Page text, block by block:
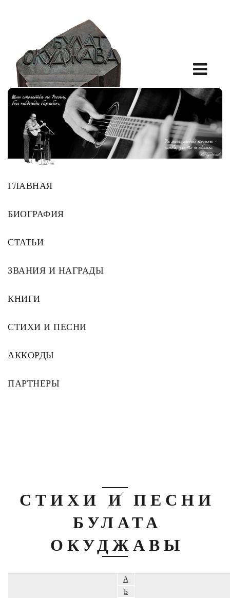
ГЛАВНАЯ
БИОГРАФИЯ
СТАТЬИ
ЗВАНИЯ И НАГРАДЫ
КНИГИ
СТИХИ И ПЕСНИ
АККОРДЫ
ПАРТНЕРЫ
СТИХИ И ПЕСНИ
БУЛАТА
ОКУДЖАВЫ
А
Б